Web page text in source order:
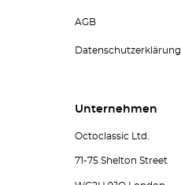
AGB
Datenschutzerklärung
Unternehmen
Octoclassic Ltd.
71-75 Shelton Street